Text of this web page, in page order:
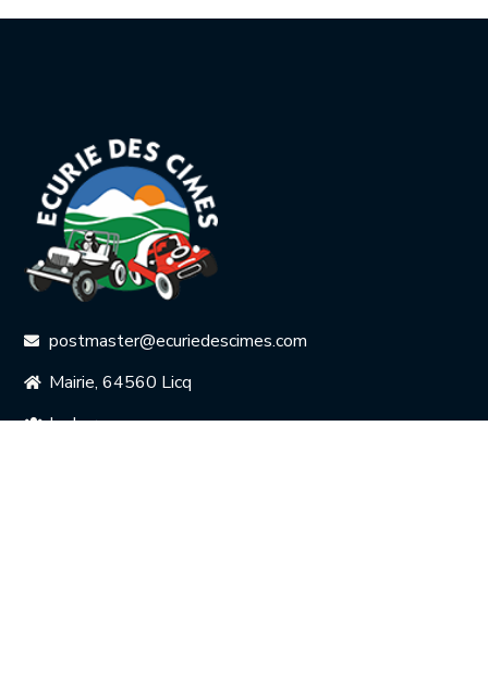
postmaster@ecuriedescimes.com
Mairie, 64560 Licq
Le bureau